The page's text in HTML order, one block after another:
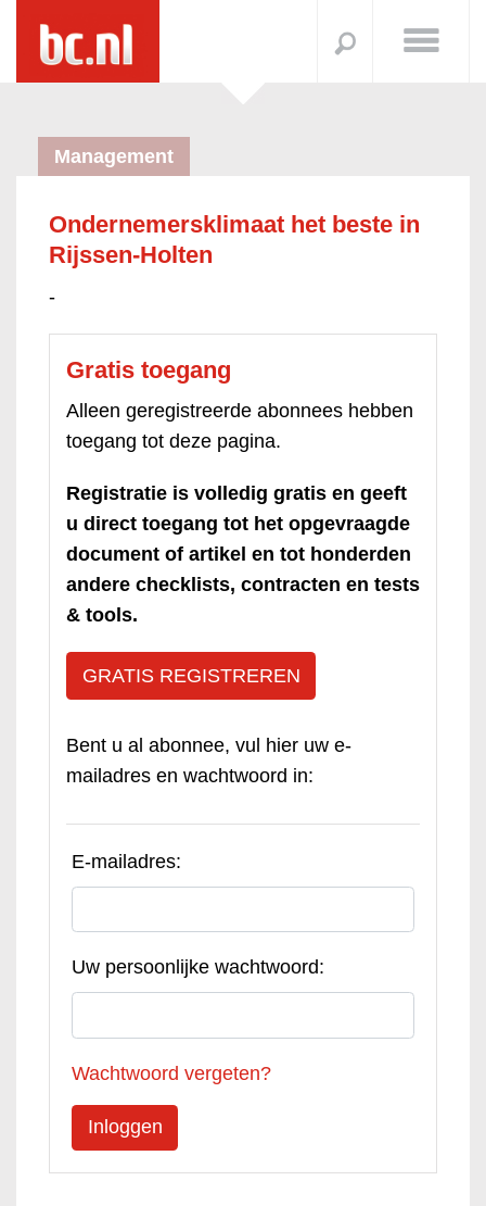
Management
Ondernemersklimaat het beste in
Rijssen-Holten
-
Gratis toegang
Alleen geregistreerde abonnees hebben
toegang tot deze pagina.
Registratie is volledig gratis en geeft
u direct toegang tot het opgevraagde
document of artikel en tot honderden
andere checklists, contracten en tests
& tools.
GRATIS REGISTREREN
Bent u al abonnee, vul hier uw e-
mailadres en wachtwoord in:
E-mailadres:
Uw persoonlijke wachtwoord:
Wachtwoord vergeten?